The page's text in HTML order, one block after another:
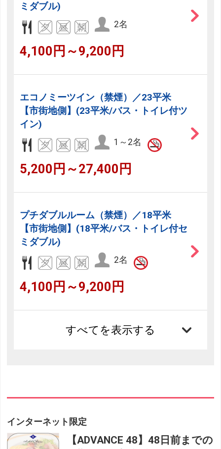
ミダブル)
2名
4,100円～9,200円
エコノミーツイン（禁煙）／23平米
【市街地側】(23平米/バス・トイレ付ツ
イン)
1～2名
5,200円～27,400円
プチダブルルーム（禁煙）／18平米
【市街地側】(18平米/バス・トイレ付セ
ミダブル)
2名
4,100円～9,200円
すべてを表示する
インターネット限定
【ADVANCE 48】48日前までの